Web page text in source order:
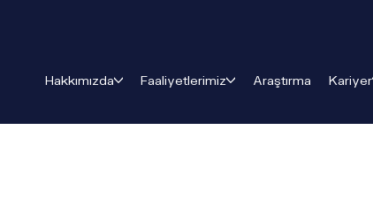
Hakkımızda Faaliyetlerimiz Araştırma Kariyer